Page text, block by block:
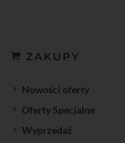
ZAKUPY
Nowości oferty
Oferty Specjalne
Wyprzedaż